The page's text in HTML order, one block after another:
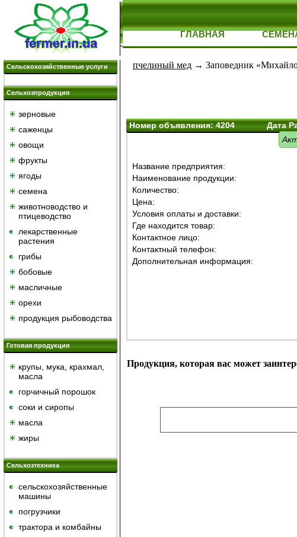
ГЛАВНАЯ
Сельскохозяйственные услуги
Сельхозпродукция
зерновые
саженцы
овощи
фрукты
ягоды
семена
животноводство и
птицеводство
лекарственные
растения
грибы
бобовые
масличные
орехи
продукция рыбоводства
Готовая продукция
крупы, мука, крахмал,
масла
горчичный порошок
cоки и сиропы
масла
жиры
Сельхозтехника
сельскохозяйственные
машины
погрузчики
трактора и комбайны
пчелиный мед → Заповед­ник
Номер объявления: 4204 Дата
Название предприятия:
Наименование продукции:
Количество:
Цена:
Условия оплаты и доставки:
Где находится товар:
Контактное лицо:
Контактный телефон:
Дополнительная информация:
Продукция, которая вас может